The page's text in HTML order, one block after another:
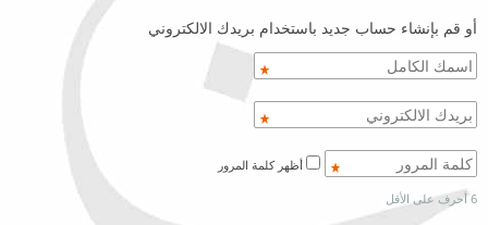
أو قم بإنشاء حساب جديد باستخدام بريدك الالكتروني
6 أحرف على الأقل